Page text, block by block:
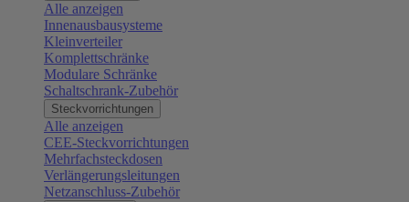
Alle anzeigen
Innenausbausysteme
Kleinverteiler
Komplettschränke
Modulare Schränke
Schaltschrank-Zubehör
Steckvorrichtungen
Alle anzeigen
CEE-Steckvorrichtungen
Mehrfachsteckdosen
Verlängerungsleitungen
Netzanschluss-Zubehör